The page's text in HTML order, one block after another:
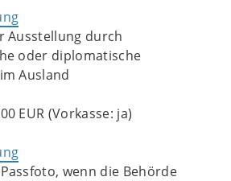
Ausstellung durch
oder diplomatische
Ausland
EUR (Vorkasse: ja)
wenn die Behörde